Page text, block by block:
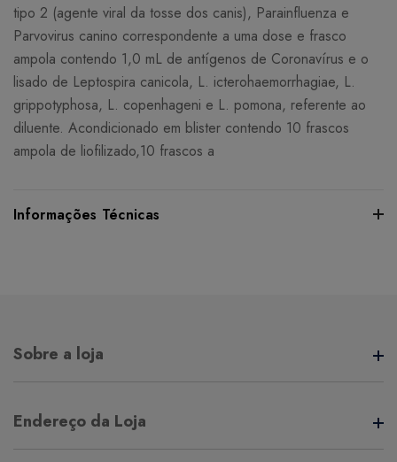
tipo 2 (agente viral da tosse dos canis), Parainfluenza e
Parvovirus canino correspondente a uma dose e frasco
ampola contendo 1,0 mL de antígenos de Coronavírus e o
lisado de Leptospira canicola, L. icterohaemorrhagiae, L.
grippotyphosa, L. copenhageni e L. pomona, referente ao
diluente. Acondicionado em blister contendo 10 frascos
ampola de liofilizado,10 frascos a
Informações Técnicas
Sobre a loja
A Aliança Distribuidora é referência no mercado de
distribuição comercial, mantendo com seus clientes e
Endereço da Loja